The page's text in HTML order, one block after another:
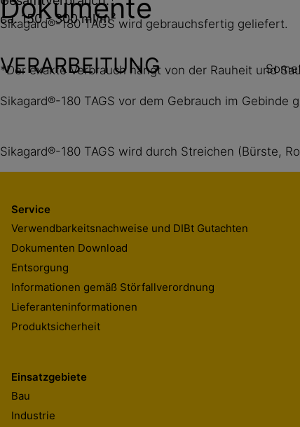
ca. 150 - 300 ml/m²
*Der exakte Verbrauch hängt von der Rauheit und
Sikagard®-180 TAGS wird gebrauchsfertig geliefert.
VERARBEITUNG
Sikagard®-180 TAGS vor dem Gebrauch im Gebinde
Sikagard®-180 TAGS wird durch Streichen (Bürste,
aufgetragen werden. Die Schutzwirkung beginnt
Stunden.
Dokumente
Service
Verwendbarkeitsnachweise und DIBt Gutachten
Dokumenten Download
Entsorgung
Informationen gemäß Störfallverordnung
Lieferanteninformationen
Produktsicherheit
Einsatzgebiete
Bau
Industrie